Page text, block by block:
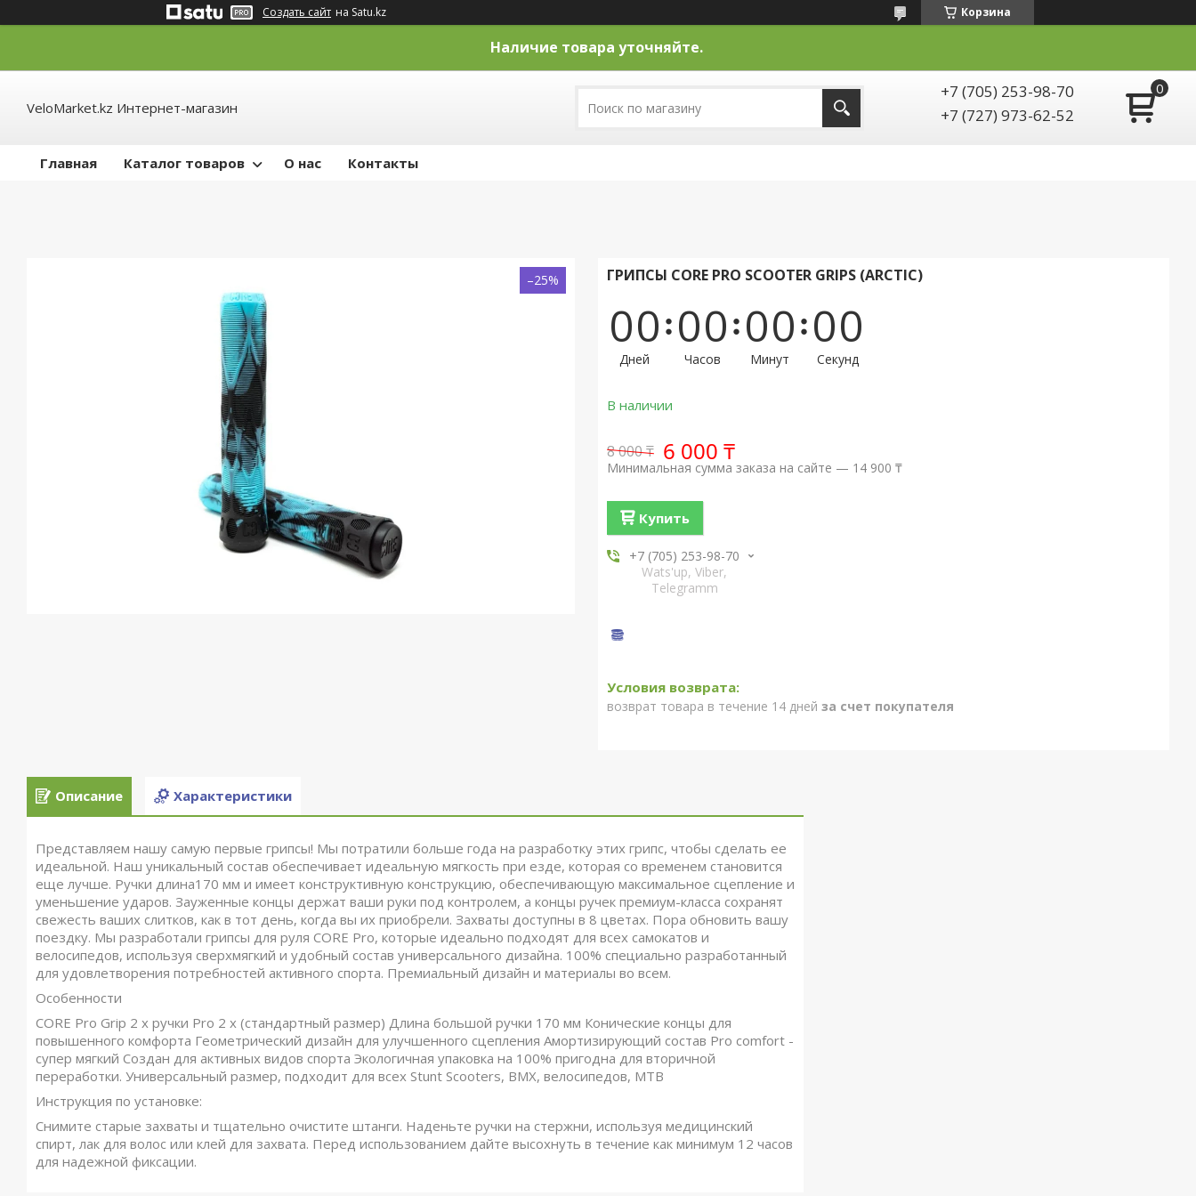
Создать сайт на Satu.kz Корзина
Наличие товара уточняйте.
VeloMarket.kz Интернет-магазин
+7 (705) 253-98-70
+7 (727) 973-62-52
Главная Каталог товаров О нас Контакты
–25% ГРИПСЫ CORE PRO SCOOTER GRIPS (ARCTIC)
00
Дней
00
Часов
00
Минут
00
Секунд
В наличии
8 000 ₸ 6 000 ₸
Минимальная сумма заказа на сайте — 14 900 ₸
Купить
+7 (705) 253-98-70
Wats'up, Viber,
Telegramm
возврат товара в течение 14 дней за счет покупателя
Описание Характеристики
Представляем нашу самую первые грипсы! Мы потратили больше года на разработку этих грипс, чтобы сделать ее
идеальной. Наш уникальный состав обеспечивает идеальную мягкость при езде, которая со временем становится
еще лучше. Ручки длина170 мм и имеет конструктивную конструкцию, обеспечивающую максимальное сцепление и
уменьшение ударов. Зауженные концы держат ваши руки под контролем, а концы ручек премиум-класса сохранят
свежесть ваших слитков, как в тот день, когда вы их приобрели. Захваты доступны в 8 цветах. Пора обновить вашу
поездку. Мы разработали грипсы для руля CORE Pro, которые идеально подходят для всех самокатов и
велосипедов, используя сверхмягкий и удобный состав универсального дизайна. 100% специально разработанный
для удовлетворения потребностей активного спорта. Премиальный дизайн и материалы во всем.
Особенности
CORE Pro Grip 2 х ручки Pro 2 х (стандартный размер) Длина большой ручки 170 мм Конические концы для
повышенного комфорта Геометрический дизайн для улучшенного сцепления Амортизирующий состав Pro comfort -
супер мягкий Создан для активных видов спорта Экологичная упаковка на 100% пригодна для вторичной
переработки. Универсальный размер, подходит для всех Stunt Scooters, BMX, велосипедов, MTB
Инструкция по установке:
Снимите старые захваты и тщательно очистите штанги. Наденьте ручки на стержни, используя медицинский
спирт, лак для волос или клей для захвата. Перед использованием дайте высохнуть в течение как минимум 12 часов
для надежной фиксации.